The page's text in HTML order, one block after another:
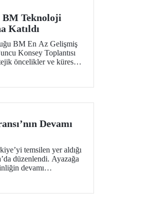
BM Teknoloji
Katıldı
BM En Az Gelişmiş
Konsey Toplantısı
öncelikler ve küresel
Devamı
temsilen yer aldığı
düzenlendi. Ayazağa
devamı